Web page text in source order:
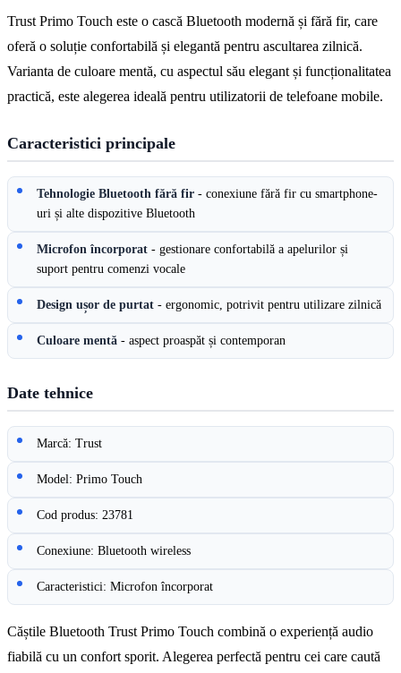
Trust Primo Touch este o cască Bluetooth modernă și fără fir, care
oferă o soluție confortabilă și elegantă pentru ascultarea zilnică.
Varianta de culoare mentă, cu aspectul său elegant și funcționalitatea
practică, este alegerea ideală pentru utilizatorii de telefoane mobile.
Caracteristici principale
Tehnologie Bluetooth fără fir - conexiune fără fir cu smartphone-
uri și alte dispozitive Bluetooth
Microfon încorporat - gestionare confortabilă a apelurilor și
suport pentru comenzi vocale
Design ușor de purtat - ergonomic, potrivit pentru utilizare zilnică
Culoare mentă - aspect proaspăt și contemporan
Date tehnice
Marcă: Trust
Model: Primo Touch
Cod produs: 23781
Conexiune: Bluetooth wireless
Caracteristici: Microfon încorporat
Căștile Bluetooth Trust Primo Touch combină o experiență audio
fiabilă cu un confort sporit. Alegerea perfectă pentru cei care caută